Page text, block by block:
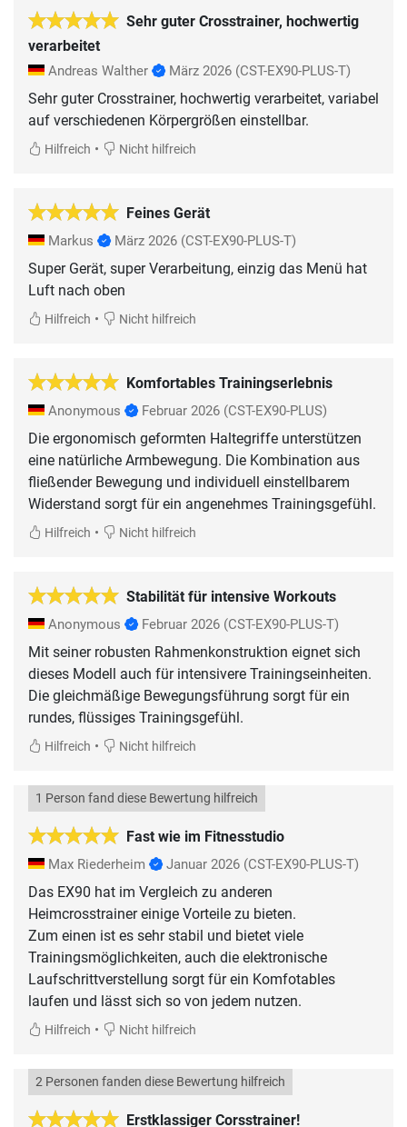
Sehr guter Crosstrainer, hochwertig
verarbeitet
Andreas Walther März 2026 (CST-EX90-PLUS-T)
Sehr guter Crosstrainer, hochwertig verarbeitet, variabel
auf verschiedenen Körpergrößen einstellbar.
Hilfreich • Nicht hilfreich
Feines Gerät
Markus März 2026 (CST-EX90-PLUS-T)
Super Gerät, super Verarbeitung, einzig das Menü hat
Luft nach oben
Hilfreich • Nicht hilfreich
Komfortables Trainingserlebnis
Anonymous Februar 2026 (CST-EX90-PLUS)
Die ergonomisch geformten Haltegriffe unterstützen
eine natürliche Armbewegung. Die Kombination aus
fließender Bewegung und individuell einstellbarem
Widerstand sorgt für ein angenehmes Trainingsgefühl.
Hilfreich • Nicht hilfreich
Stabilität für intensive Workouts
Anonymous Februar 2026 (CST-EX90-PLUS-T)
Mit seiner robusten Rahmenkonstruktion eignet sich
dieses Modell auch für intensivere Trainingseinheiten.
Die gleichmäßige Bewegungsführung sorgt für ein
rundes, flüssiges Trainingsgefühl.
Hilfreich • Nicht hilfreich
Fast wie im Fitnesstudio
1 Person fand diese Bewertung hilfreich
Max Riederheim Januar 2026 (CST-EX90-PLUS-T)
Das EX90 hat im Vergleich zu anderen
Heimcrosstrainer einige Vorteile zu bieten.
Zum einen ist es sehr stabil und bietet viele
Trainingsmöglichkeiten, auch die elektronische
Laufschrittverstellung sorgt für ein Komfotables
laufen und lässt sich so von jedem nutzen.
Hilfreich • Nicht hilfreich
Erstklassiger Corsstrainer!
2 Personen fanden diese Bewertung hilfreich